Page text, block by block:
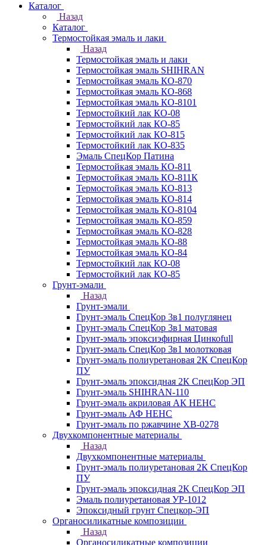
Каталог
Назад
Каталог
Термостойкая эмаль и лаки
Назад
Термостойкая эмаль и лаки
Термостойкая эмаль SHIHRAN
Термостойкая эмаль КО-870
Термостойкая эмаль КО-868
Термостойкая эмаль КО-8101
Термостойкий лак КО-08
Термостойкий лак КО-85
Термостойкий лак КО-815
Термостойкий лак КО-835
Эмаль СпецКор Патина
Термостойкая эмаль КО-811
Термостойкая эмаль КО-811К
Термостойкая эмаль КО-813
Термостойкая эмаль КО-814
Термостойкая эмаль КО-8104
Термостойкая эмаль КО-859
Термостойкая эмаль КО-828
Термостойкая эмаль КО-88
Термостойкая эмаль КО-84
Термостойкий лак КО-08
Термостойкий лак КО-85
Грунт-эмали
Назад
Грунт-эмали
Грунт-эмаль СпецКор 3в1 полуглянец
Грунт-эмаль СпецКор 3в1 матовая
Грунт-эмаль эпоксиэфирная Цинкоfull
Грунт-эмаль СпецКор 3в1 молотковая
Грунт-эмаль полиуретановая 2К СпецКор
ПУ
Грунт-эмаль эпоксидная 2К СпецКор ЭП
Грунт-эмаль SHIHRAN-110
Грунт-эмаль акриловая АК НЕНС
Грунт-эмаль АФ НЕНС
Грунт-эмаль по ржавчине ХВ-0278
Двухкомпонентные материалы
Назад
Двухкомпонентные материалы
Грунт-эмаль полиуретановая 2К СпецКор
ПУ
Грунт-эмаль эпоксидная 2К СпецКор ЭП
Эмаль полиуретановая УР-1012
Эпоксидный грунт Спецкор-ЭП
Органосиликатные композиции
Назад
Органосиликатные композиции